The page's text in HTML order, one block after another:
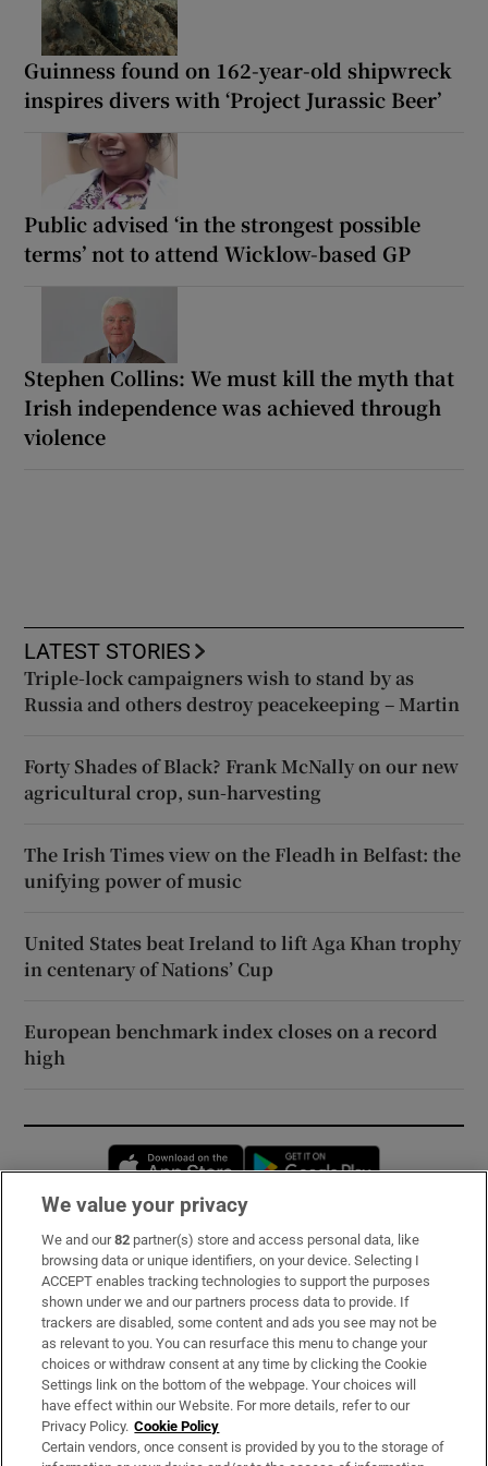
Guinness found on 162-year-old shipwreck
inspires divers with ‘Project Jurassic Beer’
Public advised ‘in the strongest possible
terms’ not to attend Wicklow-based GP
Stephen Collins: We must kill the myth that
Irish independence was achieved through
violence
LATEST STORIES
Triple-lock campaigners wish to stand by as
Russia and others destroy peacekeeping – Martin
Forty Shades of Black? Frank McNally on our new
agricultural crop, sun-harvesting
The Irish Times view on the Fleadh in Belfast: the
unifying power of music
United States beat Ireland to lift Aga Khan trophy
in centenary of Nations’ Cup
European benchmark index closes on a record
high
Opens in new window
Subscribe
Support
About Us
Irish Times Products & Services
OUR PARTNERS:
We value your privacy
We and our82 partner(s) store and access personal data, like
browsing data or unique identifiers, on your device. Selecting I
ACCEPT enables tracking technologies to support the purposes
shown under we and our partners process data to provide. If
trackers are disabled, some content and ads you see may not be
as relevant to you. You can resurface this menu to change your
choices or withdraw consent at any time by clicking the Cookie
Settings link on the bottom of the webpage. Your choices will
have effect within our Website. For more details, refer to our
Privacy Policy. Cookie Policy
Certain vendors, once consent is provided by you to the storage of